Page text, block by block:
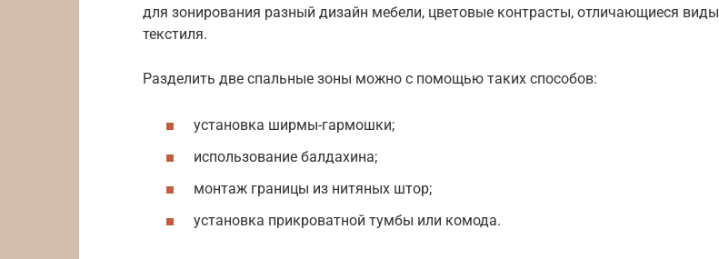
для зонирования разный дизайн мебели, цветовые контрасты, отличающиеся виды
текстиля.
Разделить две спальные зоны можно с помощью таких способов:
установка ширмы-гармошки;
использование балдахина;
монтаж границы из нитяных штор;
установка прикроватной тумбы или комода.